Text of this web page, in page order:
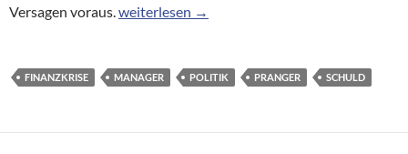
Versagen voraus.Die Manager sind die Sündenböcke der
weiterlesen →
FINANZKRISE MANAGER POLITIK PRANGER SCHULD